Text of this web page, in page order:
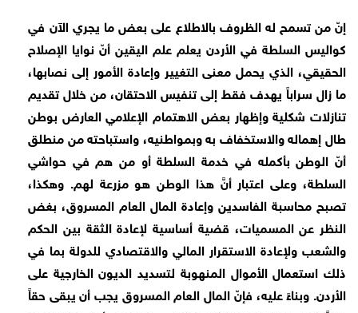
إنّ من تسمح له الظروف بالاطلاع على بعض ما يجري الآن في
كواليس السلطة في الأردن يعلم علم اليقين أنّ نوايا الإصلاح
الحقيقي، الذي يحمل معنى التغيير وإعادة الأمور إلى نصابها،
ما زال سراباً يهدف فقط إلى تنفيس الاحتقان، من خلال تقديم
تنازلات شكلية وإظهار بعض الاهتمام الإعلامي العارض بوطن
طال إهماله والاستخفاف به وبمواطنيه، واستباحته من منطلق
أنّ الوطن بأكمله في خدمة السلطة أو من هم في حواشي
السلطة، وعلى اعتبار أنَّ هذا الوطن هو مزرعة لهم. وهكذا،
تصبح محاسبة الفاسدين وإعادة المال العام المسروق، بغض
النظر عن المسميات، قضية أساسية لإعادة الثقة بين الحكم
والشعب ولإعادة الاستقرار المالي والاقتصادي للدولة بما في
ذلك استعمال الأموال المنهوبة لتسديد الديون الخارجية على
الأردن. وبناءً عليه، فإنّ المال العام المسروق يجب أن يبقى حقاً